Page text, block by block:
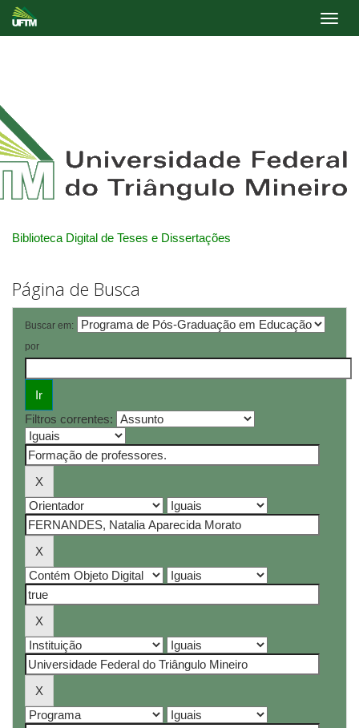
Biblioteca Digital de Teses e Dissertações
Página de Busca
Buscar em:
por
Filtros correntes: